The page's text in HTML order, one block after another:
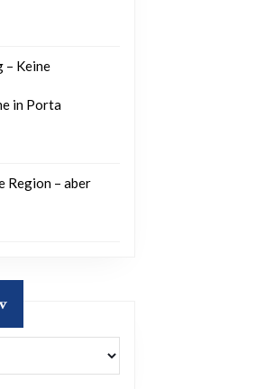
– Keine
in Porta
Region – aber